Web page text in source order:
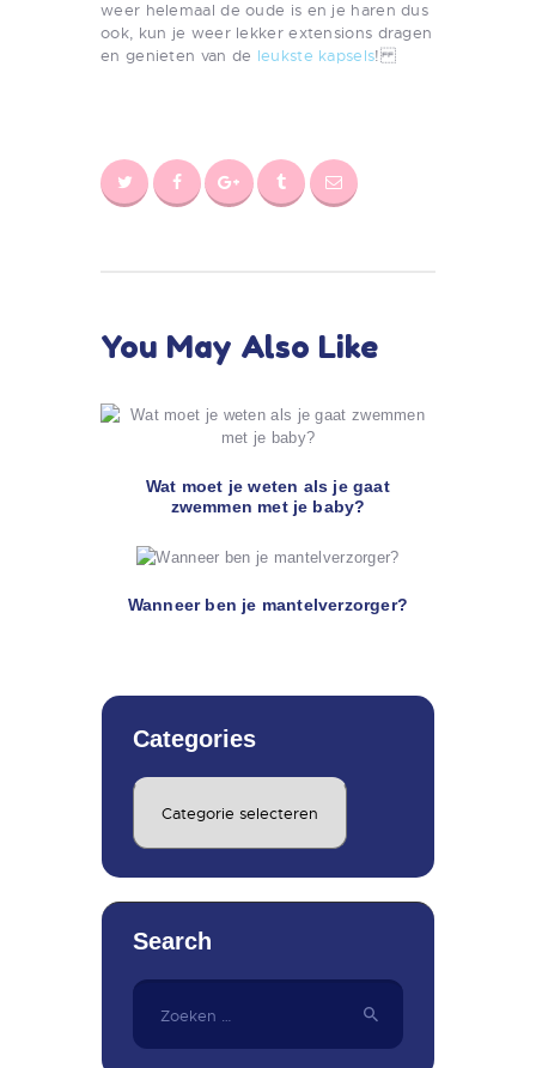
weer helemaal de oude is en je haren dus
ook, kun je weer lekker extensions dragen
en genieten van de leukste kapsels!
You May Also Like
Wat moet je weten als je gaat
zwemmen met je baby?
Wanneer ben je mantelverzorger?
Categories
Categories
Search
Zoeken
naar: